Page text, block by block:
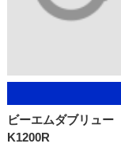
ビーエムダブリュー
K1200R